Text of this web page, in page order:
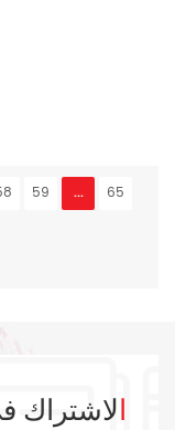
59 ... 65
الاشتراك